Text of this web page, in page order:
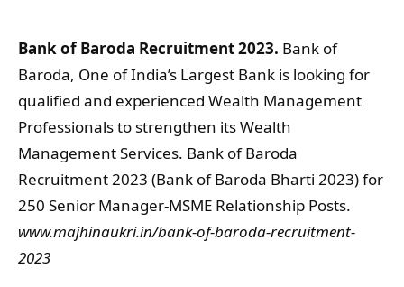
Bank of Baroda Recruitment 2023. Bank of
Baroda, One of India’s Largest Bank is looking for
qualified and experienced Wealth Management
Professionals to strengthen its Wealth
Management Services. Bank of Baroda
Recruitment 2023 (Bank of Baroda Bharti 2023) for
250 Senior Manager-MSME Relationship Posts.
www.majhinaukri.in/bank-of-baroda-recruitment-
2023